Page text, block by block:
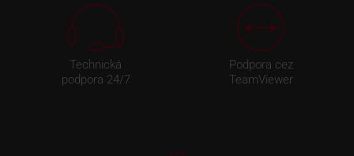
Technická
podpora 24/7
Podpora cez
TeamViewer